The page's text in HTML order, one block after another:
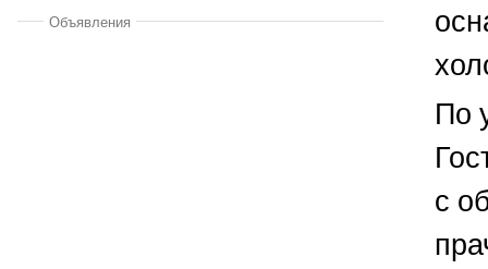
Объявления
По
с